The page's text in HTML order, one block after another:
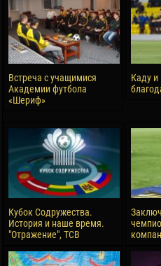
Встреча с учащимися
Академии футбола
«Шериф»
Каду
Кубок Содружества.
История и наше время.
"Отражение", ТСВ